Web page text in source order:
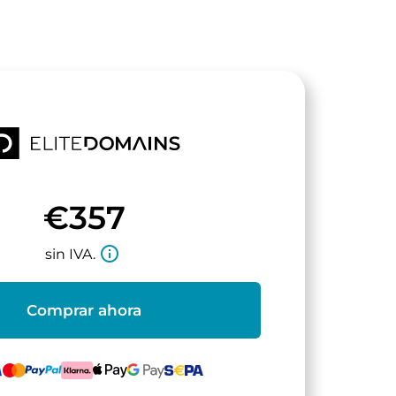
€357
sin IVA. info_outline
Comprar ahora